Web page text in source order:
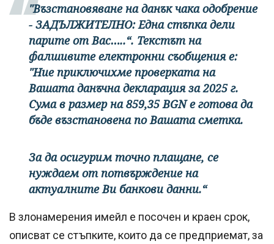
"Възстановяване на данък чака одобрение
- ЗАДЪЛЖИТЕЛНО: Една стъпка дели
парите от Вас…..“. Текстът на
фалшивите електронни съобщения е:
"Ние приключихме проверката на
Вашата данъчна декларация за 2025 г.
Сума в размер на 859,35 BGN е готова да
бъде възстановена по Вашата сметка.
За да осигурим точно плащане, се
нуждаем от потвърждение на
актуалните Ви банкови данни.“
В злонамерения имейл е посочен и краен срок,
описват се стъпките, които да се предприемат, за